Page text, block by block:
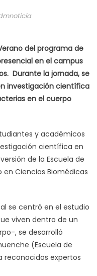
del programa de
en el campus
Durante la jornada, se
investigación científica
en el cuerpo
y académicos
científica en
de la Escuela de
Ciencias Biomédicas
se centró en el estudio
viven dentro de un
, se desarrolló
(Escuela de
reconocidos expertos